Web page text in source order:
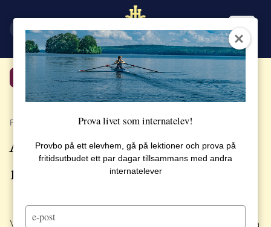
Tillbaka
PUBLICERAT 29 APRIL 2020
Årets studentfirande sker i
mindre skala
Vanligtvis är vårterminen fylld av festligheter, och på
Prova livet som internatelev!
Provbo på ett elevhem, gå på lektioner och prova på
fritidsutbudet ett par dagar tillsammans med andra
internatelever
your